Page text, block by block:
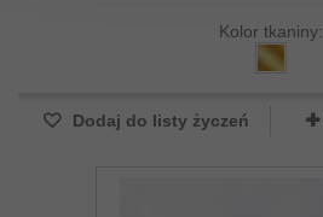
Kolor tkaniny:
Dodaj do listy życzeń